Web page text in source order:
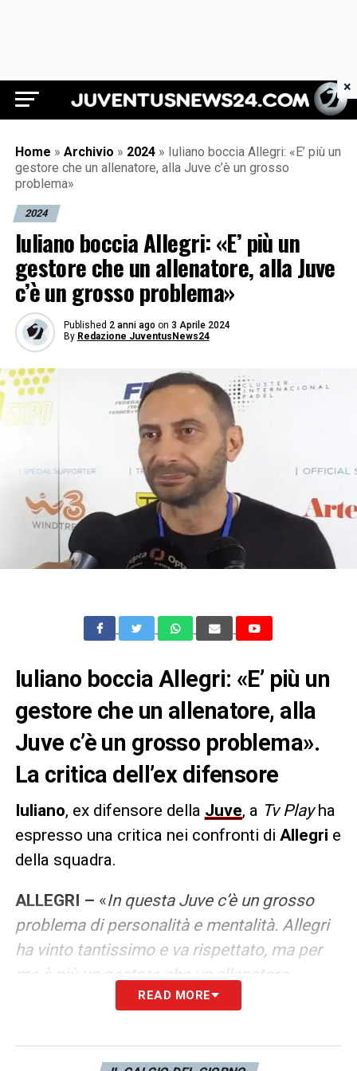
Juventus News 24
Home » Archivio » 2024 » Iuliano boccia Allegri: «E’ più un
gestore che un allenatore, alla Juve c’è un grosso
problema»
2024
Iuliano boccia Allegri: «E’ più un
gestore che un allenatore, alla Juve
c’è un grosso problema»
Published 2 anni ago on 3 Aprile 2024
By Redazione JuventusNews24
Iuliano boccia Allegri: «E’ più un
gestore che un allenatore, alla
Juve c’è un grosso problema».
La critica dell’ex difensore
Iuliano, ex difensore della Juve, a Tv Playha
espresso una critica nei confronti di Allegri e
della squadra.
ALLEGRI – «In questa Juve c’è un grosso
problema di personalità e mentalità. Allegri
ha vinto tantissimo e va rispettato, ma per
me è più un gestore che un allenatore,
perché quando deve dare degli input fa
che non sono da grande squadra. In
READ MORE
×